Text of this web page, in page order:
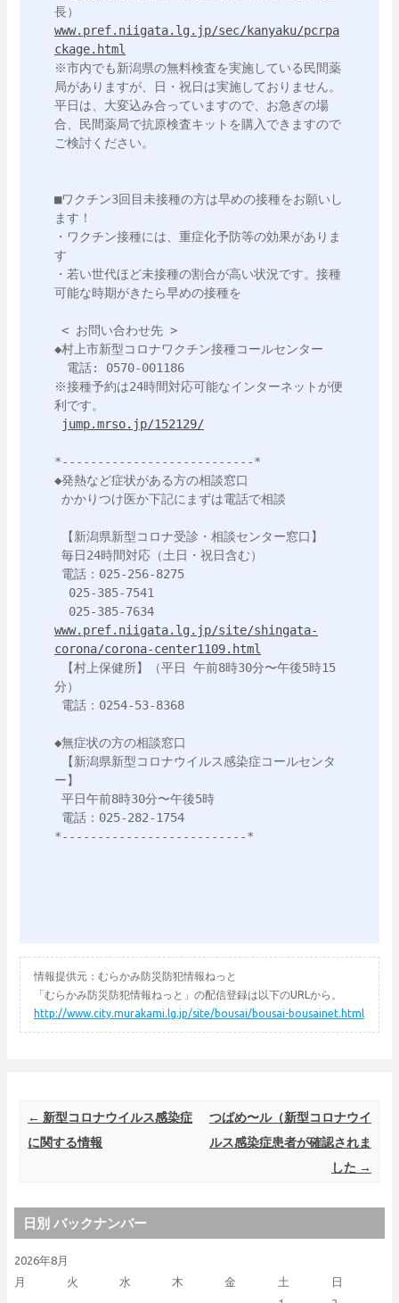
www.pref.niigata.lg.jp/sec/kanyaku/pcrpa
ckage.html
※市内でも新潟県の無料検査を実施している民間薬
局がありますが、日・祝日は実施しておりません。
平日は、大変込み合っていますので、お急ぎの場
合、民間薬局で抗原検査キットを購入できますので
ご検討ください。
■ワクチン3回目未接種の方は早めの接種をお願いし
ます！
・ワクチン接種には、重症化予防等の効果がありま
す
・若い世代ほど未接種の割合が高い状況です。接種
可能な時期がきたら早めの接種を
◆村上市新型コロナワクチン接種コールセンター
電話: 0570-001186
※接種予約は24時間対応可能なインターネットが便
利です。
jump.mrso.jp/152129/
*---------------------------*
◆発熱など症状がある方の相談窓口
www.pref.niigata.lg.jp/site/shingata-
corona/corona-center1109.html
分）
◆無症状の方の相談窓口
ー】
*--------------------------*
情報提供元：むらかみ防災防犯情報ねっと
「むらかみ防災防犯情報ねっと」の配信登録は以下のURLから。
http://www.city.murakami.lg.jp/site/bousai/bousai-bousainet.html
Post navigation
← 新型コロナウイルス感染症
に関する情報
つばめ〜ル（新型コロナウイ
ルス感染症患者が確認されま
した →
日別 バックナンバー
2026年8月
月
火 水 木 金 土
日